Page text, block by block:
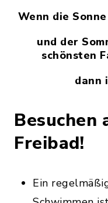
Wenn die
und der
schönsten
dann
Besuchen
Freibad!
Ein